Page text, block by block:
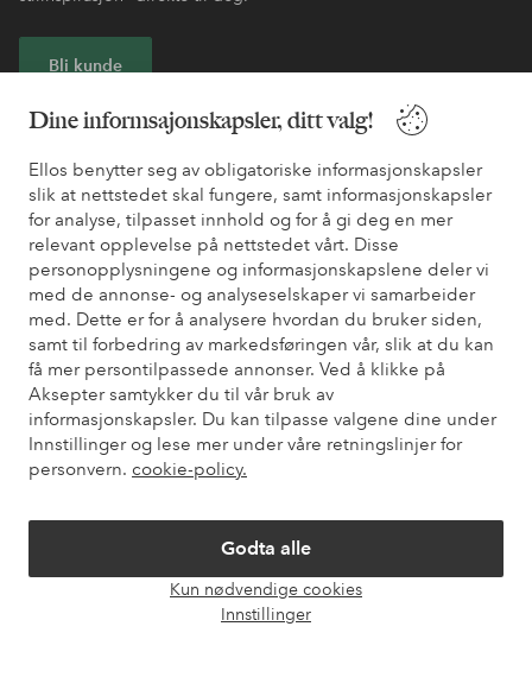
Dine informsajonskapsler, ditt valg!
Ellos benytter seg av obligatoriske informasjonskapsler
slik at nettstedet skal fungere, samt informasjonskapsler
for analyse, tilpasset innhold og for å gi deg en mer
relevant opplevelse på nettstedet vårt. Disse
personopplysningene og informasjonskapslene deler vi
med de annonse- og analyseselskaper vi samarbeider
med. Dette er for å analysere hvordan du bruker siden,
samt til forbedring av markedsføringen vår, slik at du kan
få mer persontilpassede annonser. Ved å klikke på
Aksepter samtykker du til vår bruk av
informasjonskapsler. Du kan tilpasse valgene dine under
Innstillinger og lese mer under våre retningslinjer for
personvern. cookie-policy.
Godta alle
Kun nødvendige cookies
Innstillinger
Bli kunde
* Se tilbudsvilkår ved registrering
Trenger du hjelp?
Du finner svar på de vanligste spørsmålene i vår FAQ. Du finner
også informasjon om hvordan du kan kontakte oss.
Kundeservice Bestilling Betalingsmåte
Mine sider